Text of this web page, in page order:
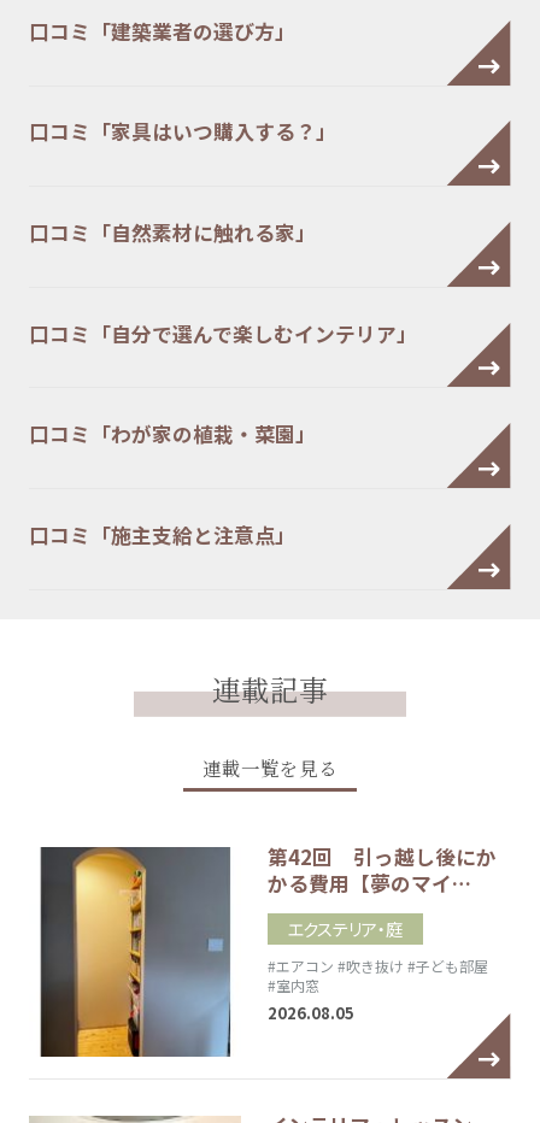
口コミ「建築業者の選び方」
口コミ「家具はいつ購入する？」
口コミ「自然素材に触れる家」
口コミ「自分で選んで楽しむインテリア」
口コミ「わが家の植栽・菜園」
口コミ「施主支給と注意点」
連載記事
連載一覧を見る
第42回 引っ越し後にか
かる費用【夢のマイ…
エクステリア・庭
#エアコン #吹き抜け #子ども部屋
#室内窓
2026.08.05